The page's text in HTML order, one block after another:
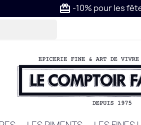
card_giftcard -10% pour les